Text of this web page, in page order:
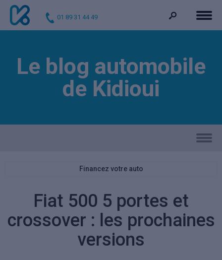
01 89 31 44 49
Le blog automobile
de Kidioui
Financez votre auto
Fiat 500 5 portes et
crossover : les prochaines
versions